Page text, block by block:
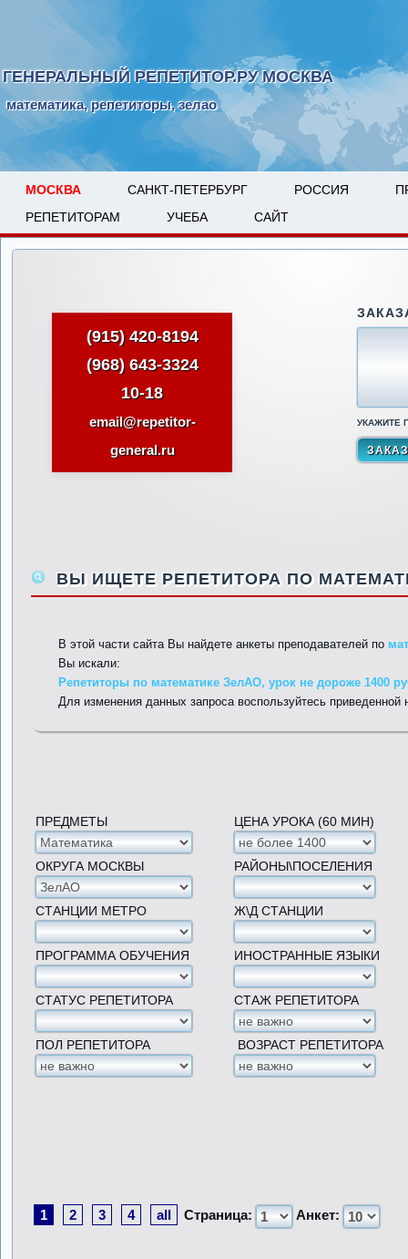
ГЕНЕРАЛЬНЫЙ РЕПЕТИТОР.РУ МОСКВА
математика, репетиторы, зелао
МОСКВА САНКТ-ПЕТЕРБУРГ РОССИЯ
РЕПЕТИТОРАМ
УЧЕБА САЙТ
(915) 420-8194
(968) 643-3324
10-18
email@repetitor-
general.ru
УКАЖИТЕ
ВЫ ИЩЕТЕ РЕПЕТИТОРА ПО
В этой части сайта Вы найдете анкеты преподавателей по
Вы искали:
Репетиторы по математике ЗелАО, урок не дороже 1400
Для изменения данных запроса воспользуйтесь
ПРЕДМЕТЫ ЦЕНА УРОКА (60 МИН)
ОКРУГА МОСКВЫ РАЙОНЫ\ПОСЕЛЕНИЯ
СТАНЦИИ МЕТРО Ж\Д СТАНЦИИ
ПРОГРАММА ОБУЧЕНИЯ ИНОСТРАННЫЕ ЯЗЫКИ
СТАТУС РЕПЕТИТОРА СТАЖ РЕПЕТИТОРА
ПОЛ РЕПЕТИТОРА ВОЗРАСТ РЕПЕТИТОРА
1 2 3 4 all Страница: Анкет: